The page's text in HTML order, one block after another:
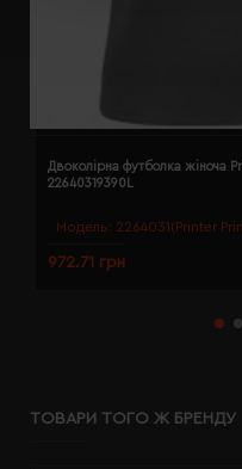
Модель: 2264031(Printer
Двоколірна футболка жіноча
22640319390L
972.71 грн
ТОВАРИ ТОГО Ж БРЕНДУ